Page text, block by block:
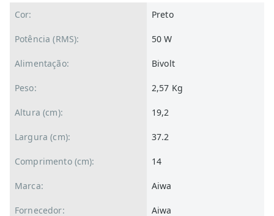
Cor: Preto
Potência (RMS): 50 W
Alimentação: Bivolt
Peso: 2,57 Kg
Altura (cm): 19,2
Largura (cm): 37.2
Comprimento (cm): 14
Marca: Aiwa
Fornecedor: Aiwa